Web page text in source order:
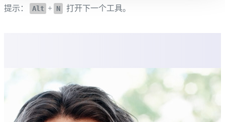
提示：
Alt + N 打开下一个工具。